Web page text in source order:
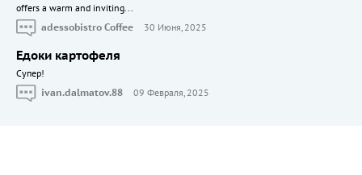
offers a warm and inviting...
adessobistro Coffee
30 Июня, 2025
Едоки картофеля
Cупер!
ivan.dalmatov.88
09 Февраля, 2025